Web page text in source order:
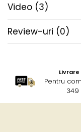
Video (3)
Review-uri (0)
Pentru